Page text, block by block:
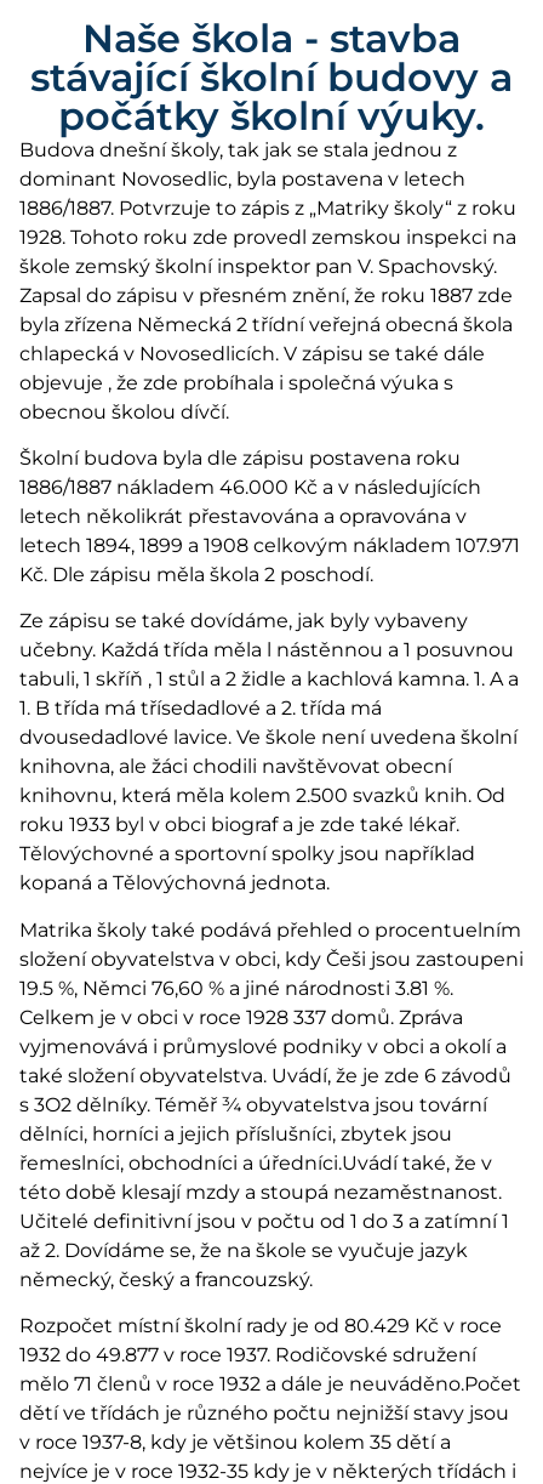
Naše škola - stavba
stávající školní budovy a
počátky školní výuky.
Budova dnešní školy, tak jak se stala jednou z
dominant Novosedlic, byla postavena v letech
1886/1887. Potvrzuje to zápis z „Matriky školy“ z roku
1928. Tohoto roku zde provedl zemskou inspekci na
škole zemský školní inspektor pan V. Spachovský.
Zapsal do zápisu v přesném znění, že roku 1887 zde
byla zřízena Německá 2 třídní veřejná obecná škola
chlapecká v Novosedlicích. V zápisu se také dále
objevuje , že zde probíhala i společná výuka s
obecnou školou dívčí.
Školní budova byla dle zápisu postavena roku
1886/1887 nákladem 46.000 Kč a v následujících
letech několikrát přestavována a opravována v
letech 1894, 1899 a 1908 celkovým nákladem 107.971
Kč. Dle zápisu měla škola 2 poschodí.
Ze zápisu se také dovídáme, jak byly vybaveny
učebny. Každá třída měla l nástěnnou a 1 posuvnou
tabuli, 1 skříň , 1 stůl a 2 židle a kachlová kamna. 1. A a
1. B třída má třísedadlové a 2. třída má
dvousedadlové lavice. Ve škole není uvedena školní
knihovna, ale žáci chodili navštěvovat obecní
knihovnu, která měla kolem 2.500 svazků knih. Od
roku 1933 byl v obci biograf a je zde také lékař.
Tělovýchovné a sportovní spolky jsou například
kopaná a Tělovýchovná jednota.
Matrika školy také podává přehled o procentuelním
složení obyvatelstva v obci, kdy Češi jsou zastoupeni
19.5 %, Němci 76,60 % a jiné národnosti 3.81 %.
Celkem je v obci v roce 1928 337 domů. Zpráva
vyjmenovává i průmyslové podniky v obci a okolí a
také složení obyvatelstva. Uvádí, že je zde 6 závodů
s 3O2 dělníky. Téměř ¾ obyvatelstva jsou tovární
dělníci, horníci a jejich příslušníci, zbytek jsou
řemeslníci, obchodníci a úředníci.Uvádí také, že v
této době klesají mzdy a stoupá nezaměstnanost.
Učitelé definitivní jsou v počtu od 1 do 3 a zatímní 1
až 2. Dovídáme se, že na škole se vyučuje jazyk
německý, český a francouzský.
Rozpočet místní školní rady je od 80.429 Kč v roce
1932 do 49.877 v roce 1937. Rodičovské sdružení
mělo 71 členů v roce 1932 a dále je neuváděno.Počet
dětí ve třídách je různého počtu nejnižší stavy jsou
v roce 1937-8, kdy je většinou kolem 35 dětí a
nejvíce je v roce 1932-35 kdy je v některých třídách i